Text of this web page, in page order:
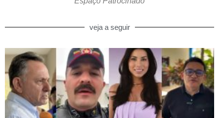
veja a seguir